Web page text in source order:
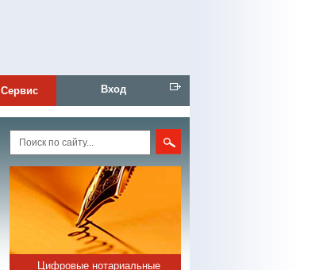
Сервис Вход
Цифровые нотариальные